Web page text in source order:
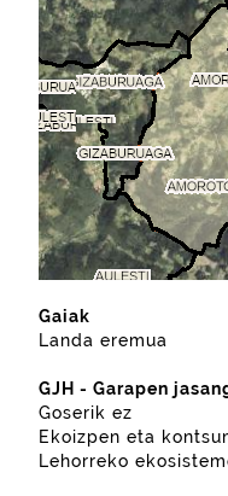
Gaiak
Landa eremua
GJH - Garapen
Goserik ez
Ekoizpen eta
Lehorreko